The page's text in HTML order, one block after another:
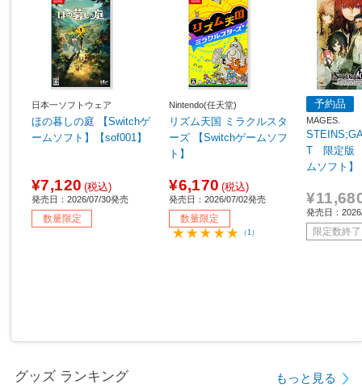
日本一ソフトウェア
ほの暮しの庭 【Switchゲ
ームソフト】【sof001】
¥7,120 (税込)
発売日：2026/07/30発売
数量限定
Nintendo(任天堂)
リズム天国 ミラクルスタ
ーズ 【Switchゲームソフ
ト】
¥6,170 (税込)
発売日：2026/07/02発売
数量限定
（1）
予約品
MAGES.
T 限定版
ムソフト】
発売日：
限定数終了
グッズ ランキング もっと見る